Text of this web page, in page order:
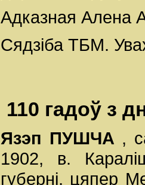
Адказная Алена
Сядзіба ТБМ.
110 гадоў з
Язэп ПУШЧА ,
1902, в.
губерні, цяпер